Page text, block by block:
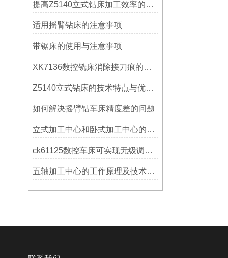
提高Z5140立式钻床加工效率的改进措施
适用摇臂钻床的注意事项
带锯床的使用与注意事项
XK7136数控铣床消除接刀痕的操作
Z5140立式钻床的技术特点与优势分析
如何解决摇臂钻车床精度差的问题
立式加工中心和卧式加工中心的区别
ck61125数控车床可实现无级调速控制
五轴加工中心的工作原理及技术优势